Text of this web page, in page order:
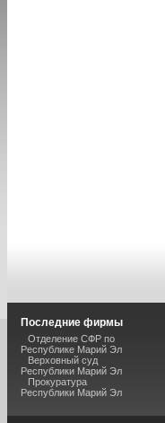
Последние фирмы
Отделение СФР по
Республике Марий Эл
Верховный суд
Республики Марий Эл
Прокуратура
Республики Марий Эл